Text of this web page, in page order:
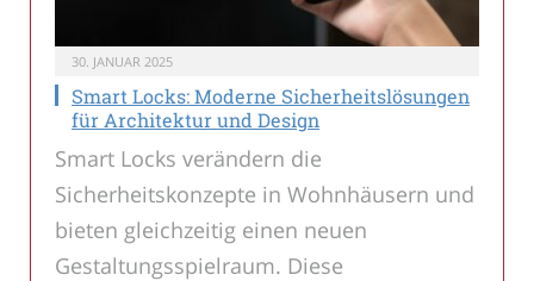
30. JANUAR 2025
Smart Locks: Moderne Sicherheitslösungen
für Architektur und Design
Smart Locks verändern die
Sicherheitskonzepte in Wohnhäusern und
bieten gleichzeitig einen neuen
Gestaltungsspielraum. Diese